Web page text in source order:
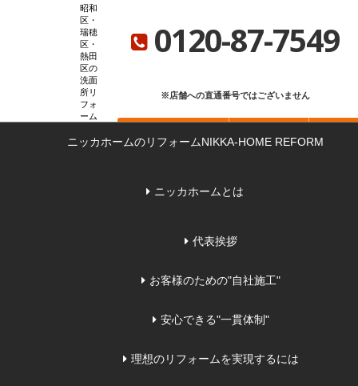
ニッカホーム総合サイト
昭和
区・
瑞穂
区・
熱田
区の
洗面
所リ
フォ
ーム
改築
0120-87-7549
※店舗への直通番号ではございません
ニッカホームのリフォームNIKKA-HOME REFORM
ニッカホームとは
代表挨拶
お客様のための"自社施工"
安心できる"一貫体制"
理想のリフォームを実現するには